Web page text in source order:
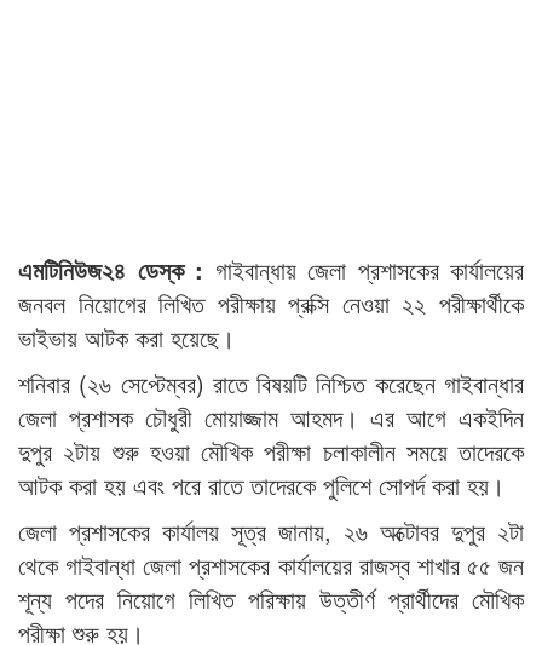
এমটিনিউজ২৪ ডেস্ক : গাইবান্ধায় জেলা প্রশাসকের কার্যালয়ের
জনবল নিয়োগের লিখিত পরীক্ষায় প্রক্সি নেওয়া ২২ পরীক্ষার্থীকে
ভাইভায় আটক করা হয়েছে।
শনিবার (২৬ সেপ্টেম্বর) রাতে বিষয়টি নিশ্চিত করেছেন গাইবান্ধার
জেলা প্রশাসক চৌধুরী মোয়াজ্জাম আহমদ। এর আগে একইদিন
দুপুর ২টায় শুরু হওয়া মৌখিক পরীক্ষা চলাকালীন সময়ে তাদেরকে
আটক করা হয় এবং পরে রাতে তাদেরকে পুলিশে সোপর্দ করা হয়।
জেলা প্রশাসকের কার্যালয় সূত্র জানায়, ২৬ অক্টোবর দুপুর ২টা
থেকে গাইবান্ধা জেলা প্রশাসকের কার্যালয়ের রাজস্ব শাখার ৫৫ জন
শূন্য পদের নিয়োগে লিখিত পরিক্ষায় উত্তীর্ণ প্রার্থীদের মৌখিক
পরীক্ষা শুরু হয়।